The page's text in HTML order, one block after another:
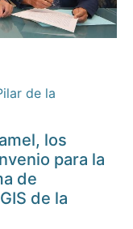
de la
los
para la
de
de la